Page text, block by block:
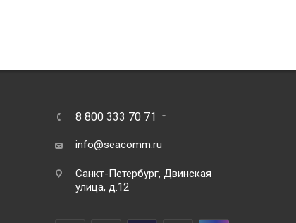
8 800 333 70 71
info@seacomm.ru
Санкт-Петербург, Двинская
улица, д.12